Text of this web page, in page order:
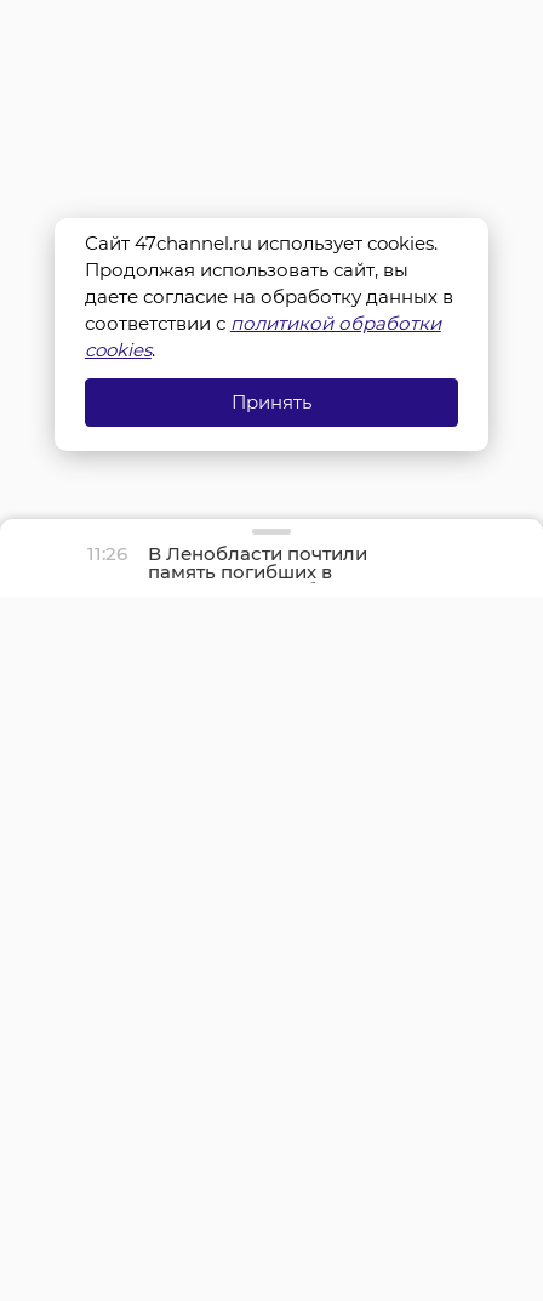
11:26 В Ленобласти почтили
память погибших в
Ленинградской битве
Сайт 47channel.ru использует cookies.
Продолжая использовать сайт, вы
даете согласие на обработку данных в
соответствии с политикой обработки
cookies.
Принять